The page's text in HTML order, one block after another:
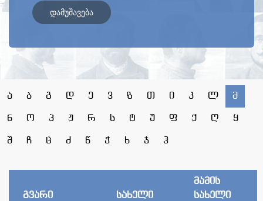
დამუშავება
ა ბ გ დ ე ვ ზ თ ი კ ლ მ
ნ ო პ ჟ რ ს ტ უ ფ ქ ღ ყ
შ ჩ ც ძ წ ჭ ხ ჯ ჰ
გვარი სახელი
მამის
სახელი